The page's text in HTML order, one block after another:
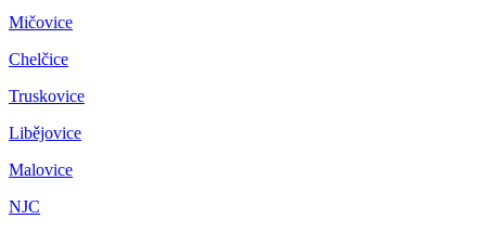
Mičovice
Chelčice
Truskovice
Libějovice
Malovice
NJC